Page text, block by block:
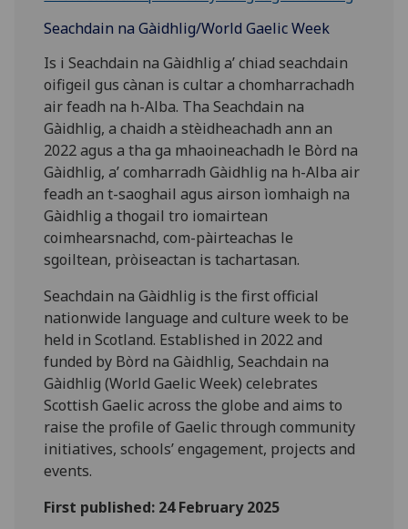
Seachdain na Gàidhlig/World Gaelic Week
Is i Seachdain na Gàidhlig a’ chiad seachdain
oifigeil gus cànan is cultar a chomharrachadh
air feadh na h-Alba. Tha Seachdain na
Gàidhlig, a chaidh a stèidheachadh ann an
2022 agus a tha ga mhaoineachadh le Bòrd na
Gàidhlig, a’ comharradh Gàidhlig na h-Alba air
feadh an t-saoghail agus airson ìomhaigh na
Gàidhlig a thogail tro iomairtean
coimhearsnachd, com-pàirteachas le
sgoiltean, pròiseactan is tachartasan.
Seachdain na Gàidhlig is the first official
nationwide language and culture week to be
held in Scotland. Established in 2022 and
funded by Bòrd na Gàidhlig, Seachdain na
Gàidhlig (World Gaelic Week) celebrates
Scottish Gaelic across the globe and aims to
raise the profile of Gaelic through community
initiatives, schools’ engagement, projects and
events.
First published: 24 February 2025